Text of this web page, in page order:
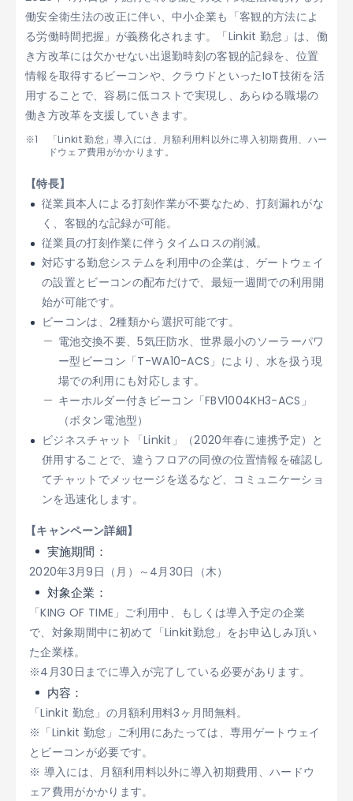
働安全衛生法の改正に伴い、中小企業も「客観的方法によ
る労働時間把握」が義務化されます。「Linkit 勤怠」は、働
き方改革には欠かせない出退勤時刻の客観的記録を、位置
情報を取得するビーコンや、クラウドといったIoT技術を活
用することで、容易に低コストで実現し、あらゆる職場の
働き方改革を支援していきます。
「Linkit 勤怠」導入には、月額利用料以外に導入初期費用、ハー
ドウェア費用がかかります。
【特長】
従業員本人による打刻作業が不要なため、打刻漏れがな
く、客観的な記録が可能。
従業員の打刻作業に伴うタイムロスの削減。
対応する勤怠システムを利用中の企業は、ゲートウェイ
の設置とビーコンの配布だけで、最短一週間での利用開
始が可能です。
ビーコンは、2種類から選択可能です。
電池交換不要、5気圧防水、世界最小のソーラーパワ
ー型ビーコン「T-WA10-ACS」により、水を扱う現
場での利用にも対応します。
キーホルダー付きビーコン「FBV1004KH3-ACS」
（ボタン電池型）
ビジネスチャット「Linkit」（2020年春に連携予定）と
併用することで、違うフロアの同僚の位置情報を確認し
てチャットでメッセージを送るなど、コミュニケーショ
ンを迅速化します。
【キャンペーン詳細】
実施期間：
2020年3月9日（月）～4月30日（木）
対象企業：
「KING OF TIME」ご利用中、もしくは導入予定の企業
で、対象期間中に初めて「Linkit勤怠」をお申込しみ頂い
た企業様。
※4月30日までに導入が完了している必要があります。
内容：
「Linkit 勤怠」の月額利用料3ヶ月間無料。
※「Linkit 勤怠」ご利用にあたっては、専用ゲートウェイ
とビーコンが必要です。
※ 導入には、月額利用料以外に導入初期費用、ハードウ
ェア費用がかかります。